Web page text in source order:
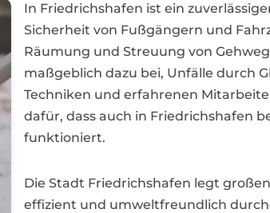
In Friedrichshafen ist ein
Sicherheit von Fußgängern und
Räumung und Streuung von
maßgeblich dazu bei, Unfälle durch
Techniken und erfahrenen
dafür, dass auch in Friedrichshafen
funktioniert.
Die Stadt Friedrichshafen legt
effizient und umweltfreundlich